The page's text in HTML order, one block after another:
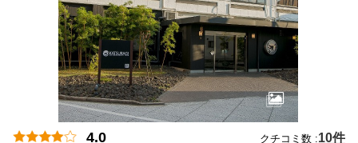
4.0 クチコミ数 :10件